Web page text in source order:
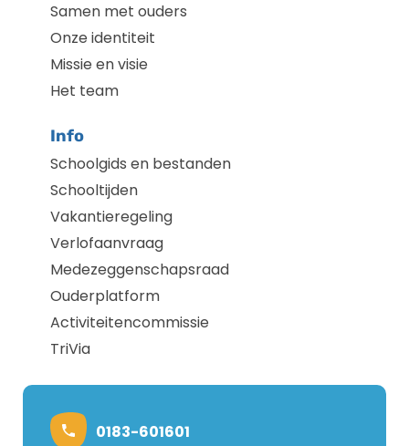
Samen met ouders
Onze identiteit
Missie en visie
Het team
Info
Schoolgids en bestanden
Schooltijden
Vakantieregeling
Verlofaanvraag
Medezeggenschapsraad
Ouderplatform
Activiteitencommissie
TriVia
0183-601601